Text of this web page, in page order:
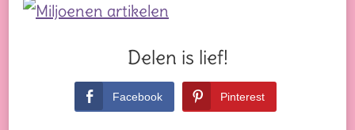
Delen is lief!
Facebook Pinterest